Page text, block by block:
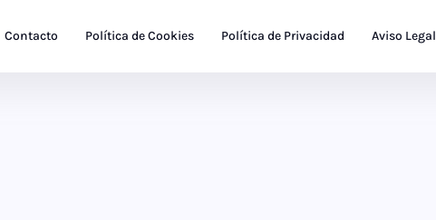
Contacto Política de Cookies Política de Privacidad Aviso Legal